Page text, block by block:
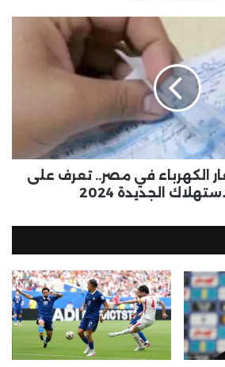
الكهرباء في مصر.. تعرف على
الجديدة 2024